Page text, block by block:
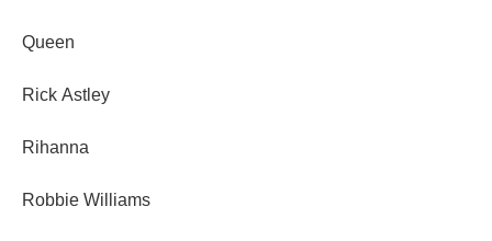
Queen
Rick Astley
Rihanna
Robbie Williams